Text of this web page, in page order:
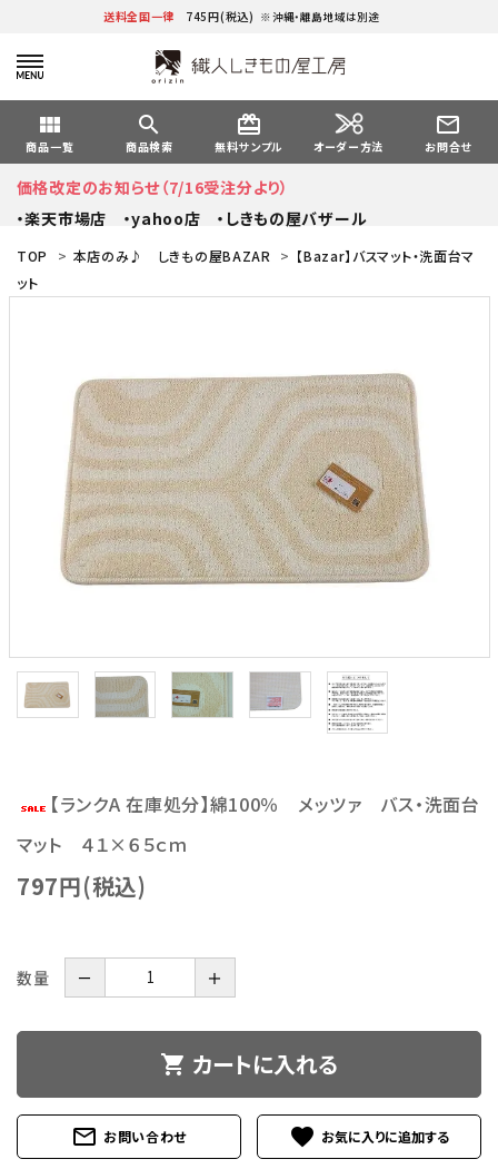
送料全国一律 745円(税込) ※沖縄・離島地域は別途
view_module
商品一覧
search
商品検索
card_giftcard
無料サンプル オーダー方法
mail_outline
お問合せ
価格改定のお知らせ（7/16受注分より）
・楽天市場店
・yahoo店 ・しきもの屋バザール
TOP > 本店のみ♪ しきもの屋BAZAR > 【Bazar】バスマット・洗面台マ
ット
【ランクA 在庫処分】綿100％ メッツァ バス・洗面台
マット ４１×６５ｃｍ
797円(税込)
数量 － ＋
shopping_cart カートに入れる
mail_outline お問い合わせ favorite